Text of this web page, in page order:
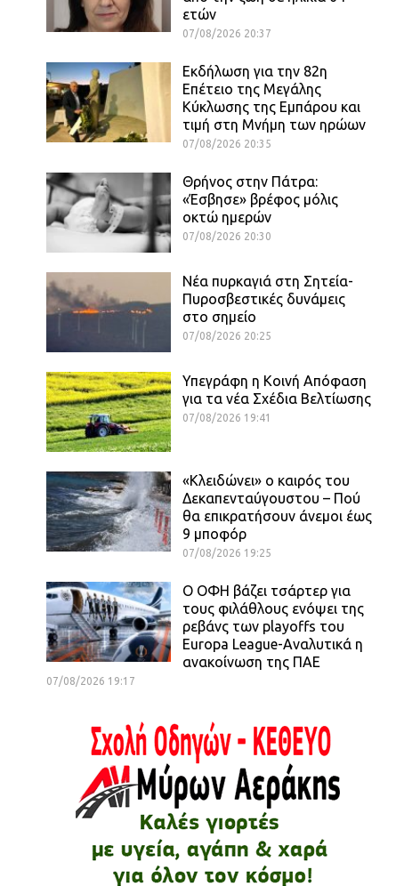
ετών
07/08/2026 20:37
Εκδήλωση για την 82η
Επέτειο της Μεγάλης
Κύκλωσης της Εμπάρου και
τιμή στη Μνήμη των ηρώων
07/08/2026 20:35
Θρήνος στην Πάτρα:
«Έσβησε» βρέφος μόλις
οκτώ ημερών
07/08/2026 20:30
Νέα πυρκαγιά στη Σητεία-
Πυροσβεστικές δυνάμεις
στο σημείο
07/08/2026 20:25
Υπεγράφη η Κοινή Απόφαση
για τα νέα Σχέδια Βελτίωσης
07/08/2026 19:41
«Κλειδώνει» ο καιρός του
Δεκαπενταύγουστου – Πού
θα επικρατήσουν άνεμοι έως
9 μποφόρ
07/08/2026 19:25
Ο ΟΦΗ βάζει τσάρτερ για
τους φιλάθλους ενόψει της
ρεβάνς των playoffs του
Europa League-Αναλυτικά η
ανακοίνωση της ΠΑΕ
07/08/2026 19:17